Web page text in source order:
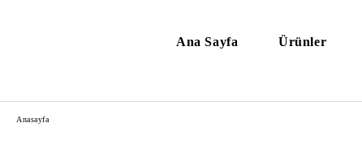
Ana Sayfa Ürünler
Anasayfa